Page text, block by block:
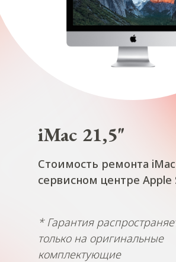
Стоимость ремонта iMac
сервисном центре Apple
* Гарантия
только на оригинальные
комплектующие
iMac 21,5"